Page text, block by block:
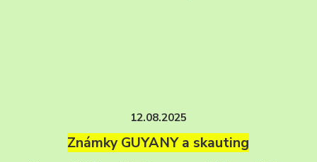
12.08.2025
Známky GUYANY a skauting